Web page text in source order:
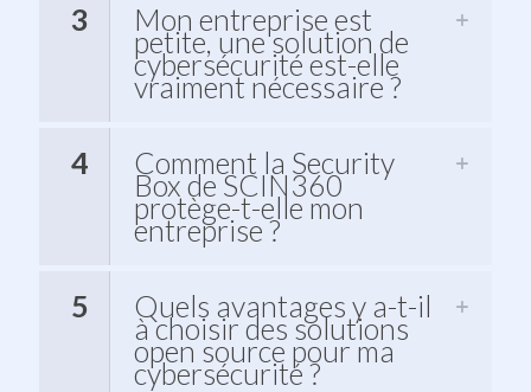
3 Mon entreprise est
petite, une solution de
cybersécurité est-elle
vraiment nécessaire ?
4 Comment la Security
Box de SCIN360
protège-t-elle mon
entreprise ?
5 Quels avantages y a-t-il
à choisir des solutions
open source pour ma
cybersécurité ?